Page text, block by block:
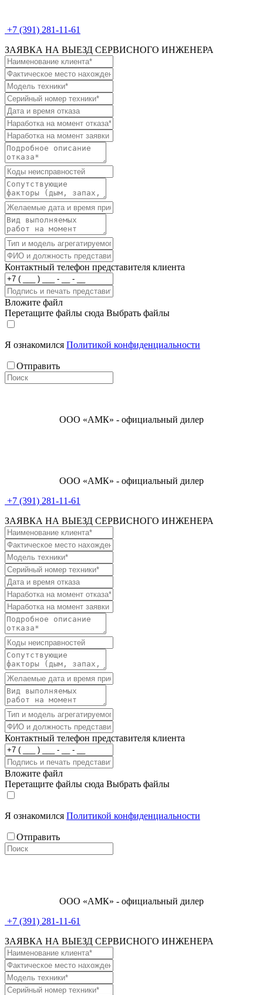
+7 (391) 281-11-61
ЗАЯВКА НА ВЫЕЗД СЕРВИСНОГО ИНЖЕНЕРА
Контактный телефон представителя клиента
Вложите файл
Перетащите файлы сюда Выбрать файлы
Я ознакомился Политикой конфиденциальности
Отправить
ООО «АМК» - официальный дилер
ООО «АМК» - официальный дилер
+7 (391) 281-11-61
ЗАЯВКА НА ВЫЕЗД СЕРВИСНОГО ИНЖЕНЕРА
Контактный телефон представителя клиента
Вложите файл
Перетащите файлы сюда Выбрать файлы
Я ознакомился Политикой конфиденциальности
Отправить
ООО «АМК» - официальный дилер
+7 (391) 281-11-61
ЗАЯВКА НА ВЫЕЗД СЕРВИСНОГО ИНЖЕНЕРА